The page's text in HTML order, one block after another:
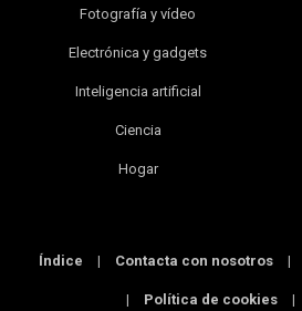
Fotografía y vídeo
Electrónica y gadgets
Inteligencia artificial
Ciencia
Hogar
Índice | Contacta con nosotros |
| Política de cookies |